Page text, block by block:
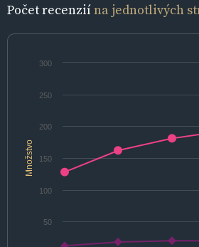
Počet recenziína jednotlivých
Množstvo
50
100
150
200
250
300